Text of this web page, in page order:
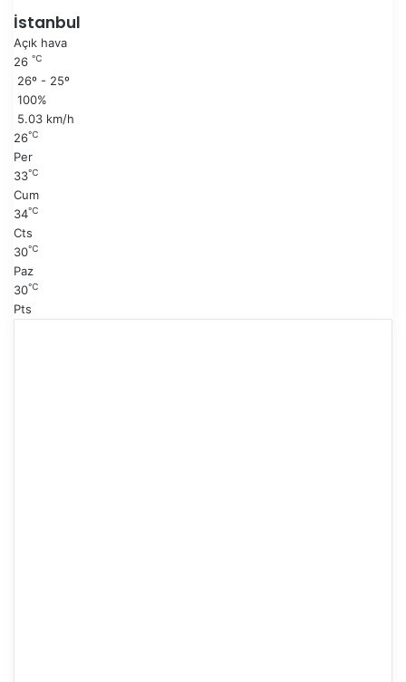
s
a
a
k
i
y
f
İstanbul
Açık hava
26 ℃
26º - 25º
100%
5.03 km/h
26℃
Per
33℃
Cum
34℃
Cts
30℃
Paz
30℃
Pts